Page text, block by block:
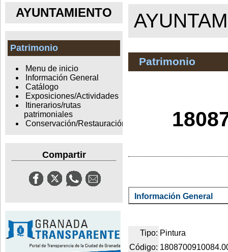
AYUNTAMIENTO
Patrimonio
Menu de inicio
Información General
Catálogo
Exposiciones/Actividades
Itinerarios/rutas
patrimoniales
Conservación/Restauración
Compartir
Patrimonio
Información General
Tipo: Pintura
Código: